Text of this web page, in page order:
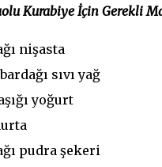
Kurabiye İçin Gerekli
nişasta
sıvı yağ
yoğurt
pudra şekeri